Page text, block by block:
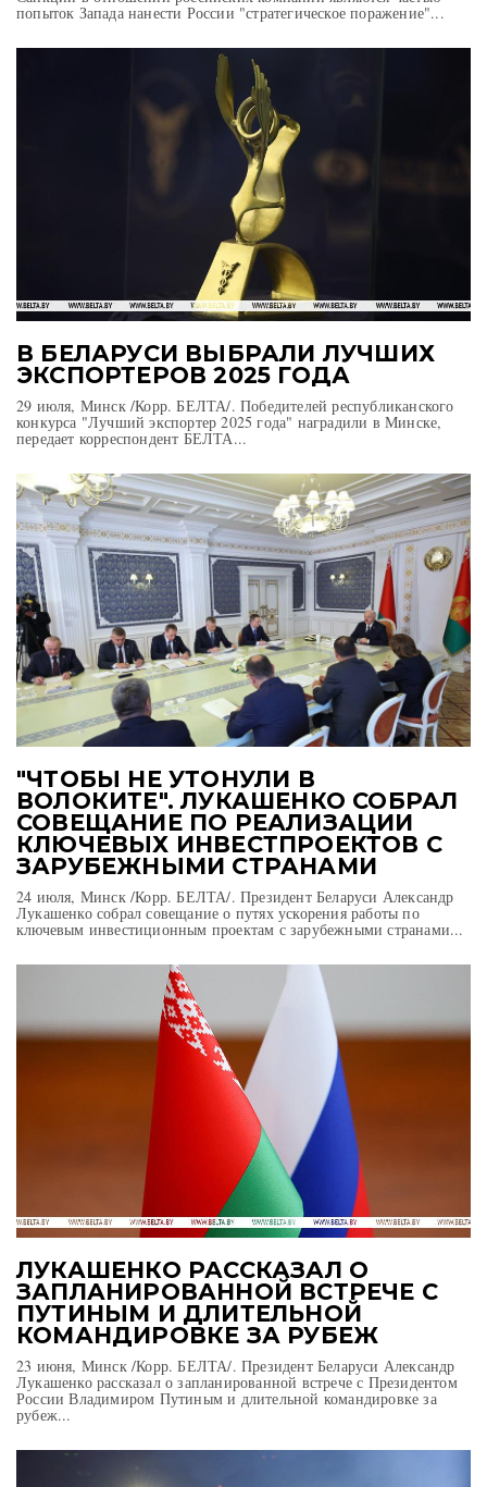
попыток Запада нанести России "стратегическое поражение"...
В БЕЛАРУСИ ВЫБРАЛИ ЛУЧШИХ
ЭКСПОРТЕРОВ 2025 ГОДА
29 июля, Минск /Корр. БЕЛТА/. Победителей республиканского
конкурса "Лучший экспортер 2025 года" наградили в Минске,
передает корреспондент БЕЛТА...
"ЧТОБЫ НЕ УТОНУЛИ В
ВОЛОКИТЕ". ЛУКАШЕНКО СОБРАЛ
СОВЕЩАНИЕ ПО РЕАЛИЗАЦИИ
КЛЮЧЕВЫХ ИНВЕСТПРОЕКТОВ С
ЗАРУБЕЖНЫМИ СТРАНАМИ
24 июля, Минск /Корр. БЕЛТА/. Президент Беларуси Александр
Лукашенко собрал совещание о путях ускорения работы по
ключевым инвестиционным проектам с зарубежными странами...
ЛУКАШЕНКО РАССКАЗАЛ О
ЗАПЛАНИРОВАННОЙ ВСТРЕЧЕ С
ПУТИНЫМ И ДЛИТЕЛЬНОЙ
КОМАНДИРОВКЕ ЗА РУБЕЖ
23 июня, Минск /Корр. БЕЛТА/. Президент Беларуси Александр
Лукашенко рассказал о запланированной встрече с Президентом
России Владимиром Путиным и длительной командировке за
рубеж...